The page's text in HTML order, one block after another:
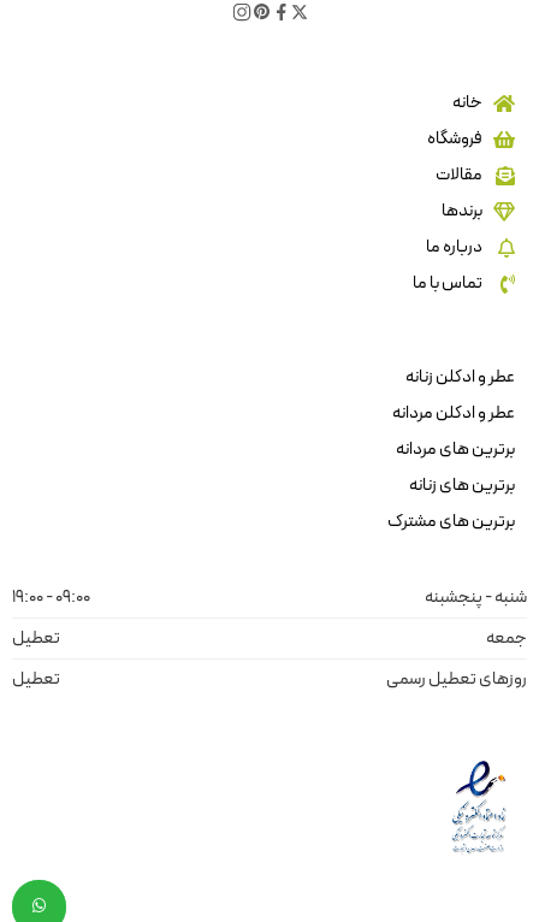
خانه
فروشگاه
مقالات
برندها
درباره ما
تماس با ما
عطر و ادکلن زنانه
عطر و ادکلن مردانه
برترین های مردانه
برترین های زنانه
برترین های مشترک
شنبه - پنجشبنه
09:00 - 19:00
جمعه
تعطیل
روزهای تعطیل رسمی
تعطیل